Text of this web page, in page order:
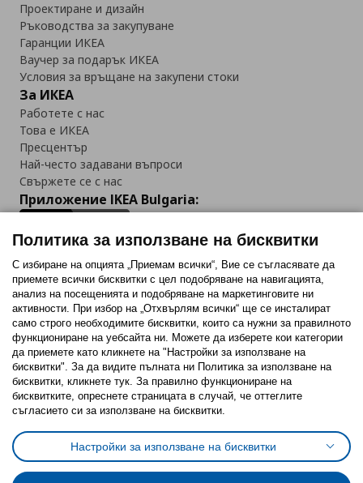
Проектиране и дизайн
Ръководства за закупуване
Гаранции ИКЕА
Ваучер за подарък ИКЕА
Условия за връщане на закупени стоки
За ИКЕА
Работете с нас
Това е ИКЕА
Пресцентър
Най-често задавани въпроси
Свържете се с нас
Приложение IKEA Bulgaria:
Последвайте ни:
FacebookTwitterYoutubePinterestInstagram
Политика за използване на бисквитки (Cookies)
Избор на настройки за използване на бисквитки
Условия за ползване на ikea.bgОбща политика за личните данни
Политика за защита на личните данни на ikea.bg
Политика за използване на бисквитки
С избиране на опцията „Приемам всички“, Вие се съгласявате да
приемете всички бисквитки с цел подобряване на навигацията,
анализ на посещенията и подобряване на маркетинговите ни
активности. При избор на „Отхвърлям всички“ ще се инсталират
само строго необходимитe бисквитки, които са нужни за правилното
функциониране на уебсайта ни. Можете да изберете кои категории
да приемете като кликнете на "Настройки за използване на
бисквитки". За да видите пълната ни Политика за използване на
бисквитки, кликнете тук. За правилно функциониране на
бисквитките, опреснете страницата в случай, че оттеглите
съгласието си за използване на бисквитки.
Настройки за използване на бисквитки